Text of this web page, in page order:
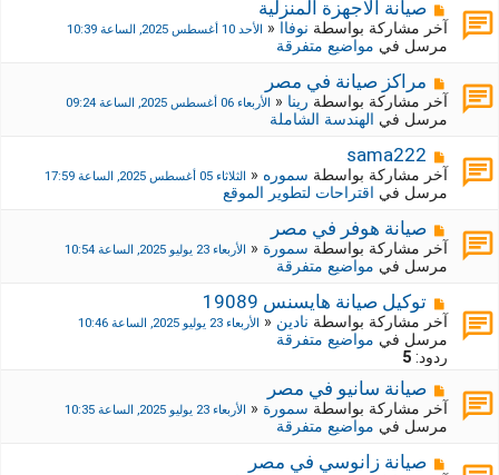
ةة
ج
د
ي
د
ة
م
ش
ر
ك
ة
ج
د
ي
د
ة
صيانة الاجهزة المنزلية
آخر مشاركة بواسطة نوفاا« الأحد 10 أغسطس 2025, الساعة 10:39
مرسل في مواضيع متفرقة
م
ش
ر
ك
ة
ج
د
ي
د
ة
مراكز صيانة في مصر
آخر مشاركة بواسطة رينا« الأربعاء 06 أغسطس 2025, الساعة 09:24
مرسل في الهندسة الشاملة
م
ش
ر
ك
ة
ج
د
ي
د
ة
sama222
آخر مشاركة بواسطة سموره« الثلاثاء 05 أغسطس 2025, الساعة 17:59
مرسل في اقتراحات لتطوير الموقع
م
ش
ر
ك
ة
ج
د
ي
د
ة
صيانة هوفر في مصر
آخر مشاركة بواسطة سمورة« الأربعاء 23 يوليو 2025, الساعة 10:54
مرسل في مواضيع متفرقة
م
ش
ر
ك
ة
ج
د
ي
د
توكيل صيانة هايسنس 19089
آخر مشاركة بواسطة نادين« الأربعاء 23 يوليو 2025, الساعة 10:46
مرسل في مواضيع متفرقة
ردود: 5
م
ش
ر
ك
صيانة سانيو في مصر
آخر مشاركة بواسطة سمورة« الأربعاء 23 يوليو 2025, الساعة 10:35
مرسل في مواضيع متفرقة
م صيانة زانوسي في مصر